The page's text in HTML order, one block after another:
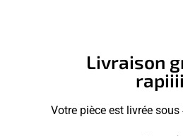
Livraison
Votre pièce est livrée